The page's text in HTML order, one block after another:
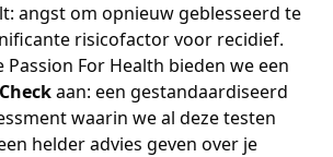
angst om opnieuw geblesseerd te
risicofactor voor recidief.
Passion For Health bieden we een
aan: een gestandaardiseerd
waarin we al deze testen
helder advies geven over je